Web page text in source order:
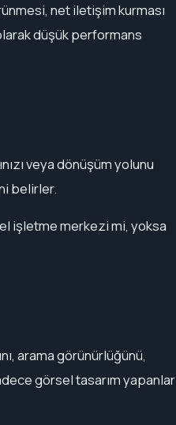
net iletişim kurması
düşük performans
veya dönüşüm yolunu
belirler.
işletme merkezi mi, yoksa
arama görünürlüğünü,
görsel tasarım yapanlar